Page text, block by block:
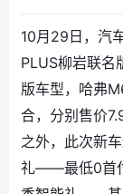
10月29日，汽
PLUS柳岩联名
版车型，哈弗
合，分别售价
之外，此次新
礼——最低0首